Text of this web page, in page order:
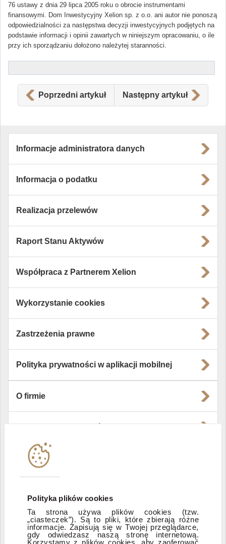
Polityka plików cookies
Ta strona używa plików cookies (tzw.
„ciasteczek”). Są to pliki, które zbierają różne
informacje. Zapisują się w Twojej przeglądarce,
gdy odwiedzasz naszą stronę internetową.
Korzystamy z plików cookies, aby zaoferować
76 ustawy z dnia 29 lipca 2005 roku o obrocie instrumentami
finansowymi. Dom Inwestycyjny Xelion sp. z o.o. ani autor nie ponoszą
odpowiedzialności za następstwa decyzji inwestycyjnych podjętych na
podstawie informacji i opinii zawartych w niniejszym opracowaniu, o ile
przy ich sporządzaniu dołożono należytej staranności.
Poprzedni artykuł Następny artykuł
Informacje administratora danych
Informacja o podatku
Realizacja przelewów
Raport Stanu Aktywów
Współpraca z Partnerem Xelion
Wykorzystanie cookies
Zastrzeżenia prawne
Polityka prywatności w aplikacji mobilnej
O firmie
Instytucje współpracujące
Zastrzeżenia prawne